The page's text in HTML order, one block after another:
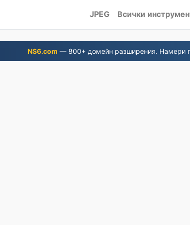
JPEG Всички
NS6.com — 800+ домейн разширения. Намери